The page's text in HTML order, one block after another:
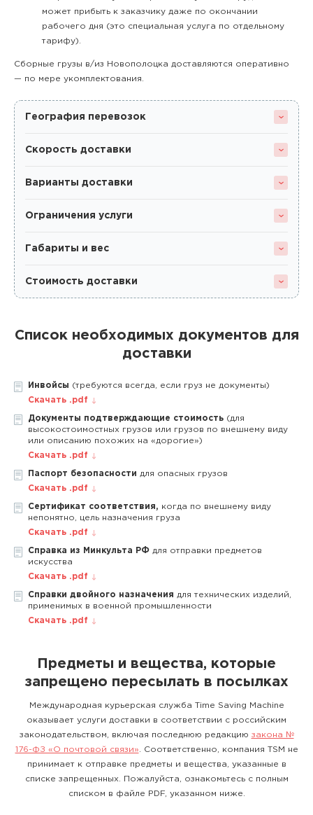
может прибыть к заказчику даже по окончании
рабочего дня (это специальная услуга по отдельному
тарифу).
Сборные грузы в/из Новополоцка доставляются оперативно
— по мере укомплектования.
География перевозок
Скорость доставки
Варианты доставки
Ограничения услуги
Габариты и вес
Стоимость доставки
Список необходимых документов для
доставки
Инвойсы (требуются всегда, если груз не документы)
Скачать .pdf
Документы подтверждающие стоимость (для
высокостоимостных грузов или грузов по внешнему виду
или описанию похожих на «дорогие»)
Скачать .pdf
Паспорт безопасности для опасных грузов
Скачать .pdf
Сертификат соответствия, когда по внешнему виду
непонятно, цель назначения груза
Скачать .pdf
Справка из Минкульта РФ для отправки предметов
искусства
Скачать .pdf
Справки двойного назначения для технических изделий,
применимых в военной промышленности
Скачать .pdf
Предметы и вещества, которые
запрещено пересылать в посылках
Международная курьерская служба Time Saving Machine
оказывает услуги доставки в соответствии с российским
законодательством, включая последнюю редакцию закона №
176-ФЗ «О почтовой связи» . Соответственно, компания TSM не
принимает к отправке предметы и вещества, указанные в
списке запрещенных. Пожалуйста, ознакомьтесь с полным
списком в файле PDF, указанном ниже.